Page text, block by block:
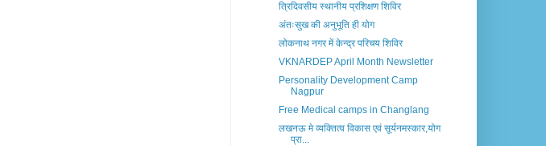
त्रिदिवसीय स्थानीय प्रशिक्षण शिविर
अंतःसुख की अनुभूति ही योग
लोकनाथ नगर में केन्द्र परिचय शिविर
VKNARDEP April Month Newsletter
Personality Development Camp
Nagpur
Free Medical camps in Changlang
लखनऊ मे व्यक्तित्व विकास एवं सूर्यनमस्कार,योग
प्रा...